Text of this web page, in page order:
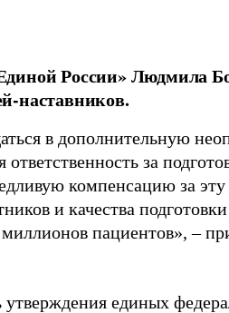
России» Людмила
наставников.
в дополнительную
за
компенсацию за эту
и качества
пациентов», –
единых